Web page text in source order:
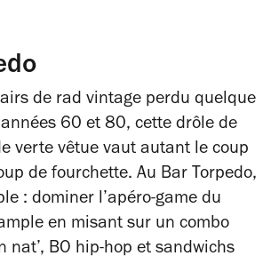
de rad vintage perdu quelque
60 et 80, cette drôle de
verte vêtue vaut autant le coup
de fourchette. Au Bar Torpedo,
: dominer l’apéro-game du
en misant sur un combo
nat’, BO hip-hop et sandwichs